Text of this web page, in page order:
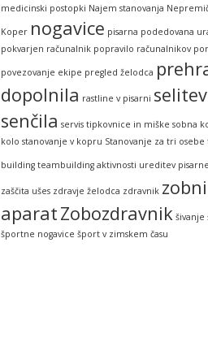
medicinski postopki Najem stanovanja
Koper nogavice pisarna podedovana
pokvarjen računalnik popravilo računalnikov
povezovanje ekipe pregled želodca
dopolnila rastline v pisarni selitev
senčila servis tipkovnice in miške sobna
kolo stanovanje v kopru Stanovanje za tri osebe
building teambuilding aktivnosti ureditev pisarne
zaščita ušes zdravje želodca zdravnik zobni
aparatZobozdravnik šivanje
športne nogavice šport v zimskem času